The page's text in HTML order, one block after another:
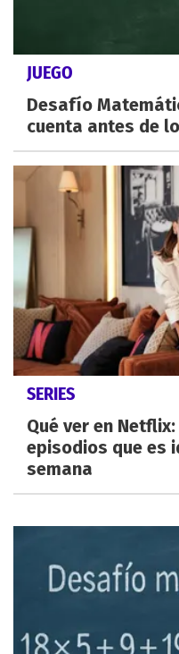
JUEGO
Desafío
cuenta antes de
SERIES
Qué ver en
episodios que es
semana